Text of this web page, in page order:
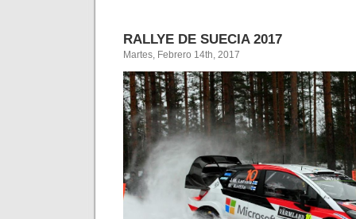
RALLYE DE SUECIA 2017
Martes, Febrero 14th, 2017